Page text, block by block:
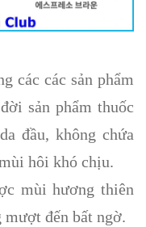
các sản phẩm
sản phẩm thuốc
đầu, không chứa
hôi khó chịu.
hương thiên
đến bất ngờ.